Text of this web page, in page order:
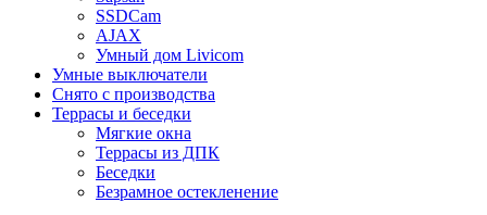
SSDCam
AJAX
Умный дом Livicom
Умные выключатели
Снято с производства
Террасы и беседки
Мягкие окна
Террасы из ДПК
Беседки
Безрамное остекленение